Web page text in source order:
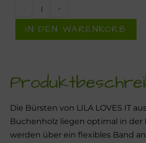
- +
IN DEN WARENKORB
Die Bürsten von LILA LOVES IT
Buchenholz liegen optimal in der
werden über ein flexibles Band